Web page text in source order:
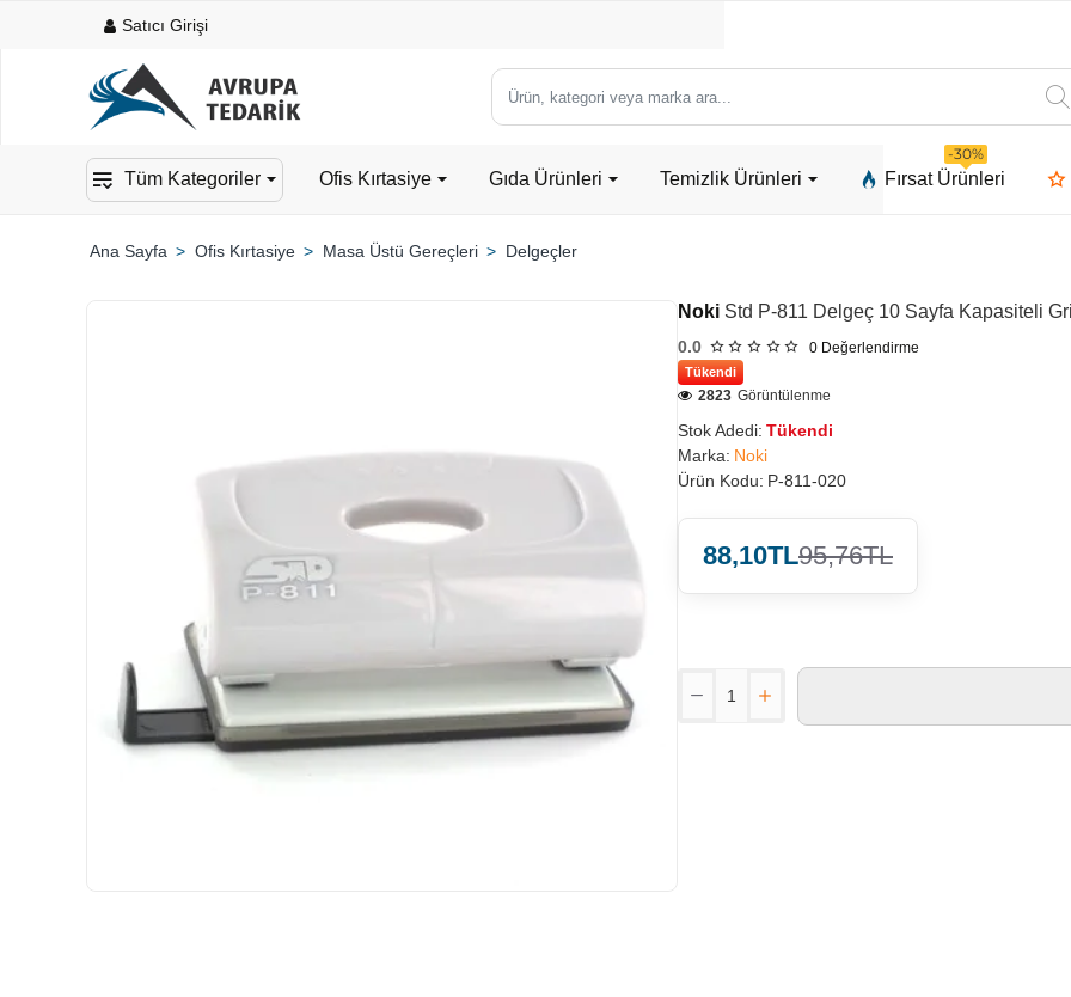
Satıcı Girişi
Ürün,
kategori
marka
Tüm Kategoriler Ofis Kırtasiye Gıda Ürünleri Temizlik Ürünleri Fırsat Ürünleri
-30%
Ofis Kırtasiye Masa Üstü Gereçleri Delgeçler
Noki Std P-811 Delgeç 10 Sayfa Kapasiteli Gri
0.0 0 Değerlendirme
Tükendi
Stok Adedi: Tükendi
Marka: Noki
Ürün Kodu: P-811-020
2823 Görüntülenme
88,10TL95,76TL